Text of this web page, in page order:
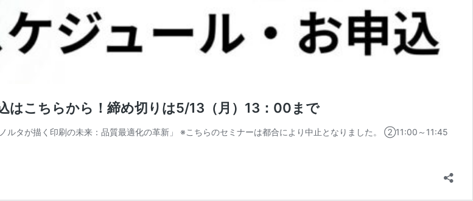
はこちらから！締め切りは5/13（月）13：00まで
タが描く印刷の未来：品質最適化の革新」 ※こちらのセミナーは都合により中止となりました。 ②11:00～11:45